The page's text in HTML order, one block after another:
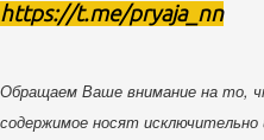
https://t.me/pryaja_nn
Обращаем Ваше внимание на то,
содержимое носят